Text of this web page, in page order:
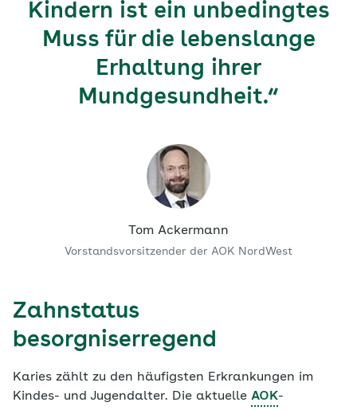
Kindern ist ein unbedingtes
Muss für die lebenslange
Erhaltung ihrer
Mundgesundheit.“
Tom Ackermann
Vorstandsvorsitzender der AOK NordWest
Zahnstatus
besorgniserregend
Karies zählt zu den häufigsten Erkrankungen im
Kindes- und Jugendalter. Die aktuelle AOK-